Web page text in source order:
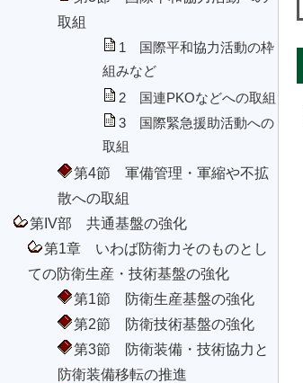
取組
1 国際平和協力活動の枠
組みなど
2 国連PKOなどへの取組
3 国際緊急援助活動への
取組
第4節 軍備管理・軍縮や不拡
散への取組
第IV部 共通基盤の強化
第1章 いわば防衛力そのものとし
ての防衛生産・技術基盤の強化
第1節 防衛生産基盤の強化
第2節 防衛技術基盤の強化
第3節 防衛装備・技術協力と
防衛装備移転の推進